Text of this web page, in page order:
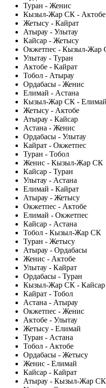
Туран - Женис
Кызыл-Жар СК - Актобе
Жетысу - Кайрат
Атырау - Улытау
Кайсар - Жетысу
Окжетпес - Кызыл-Жар
Улытау - Туран
Актобе - Кайрат
Тобол - Атырау
Ордабасы - Женис
Елимай - Астана
Кызыл-Жар СК - Елимай
Жетысу - Актобе
Атырау - Кайсар
Астана - Женис
Ордабасы - Улытау
Кайрат - Окжетпес
Туран - Тобол
Женис - Кызыл-Жар СК
Кайсар - Туран
Улытау - Астана
Елимай - Кайрат
Атырау - Жетысу
Окжетпес - Актобе
Елимай - Окжетпес
Кайсар - Астана
Тобол - Кызыл-Жар СК
Туран - Жетысу
Атырау - Ордабасы
Женис - Актобе
Улытау - Кайрат
Ордабасы - Туран
Кызыл-Жар СК - Кайсар
Кайрат - Тобол
Астана - Атырау
Окжетпес - Женис
Актобе - Улытау
Жетысу - Елимай
Туран - Астана
Тобол - Актобе
Ордабасы - Жетысу
Женис - Елимай
Кайсар - Кайрат
Атырау - Кызыл-Жар СК